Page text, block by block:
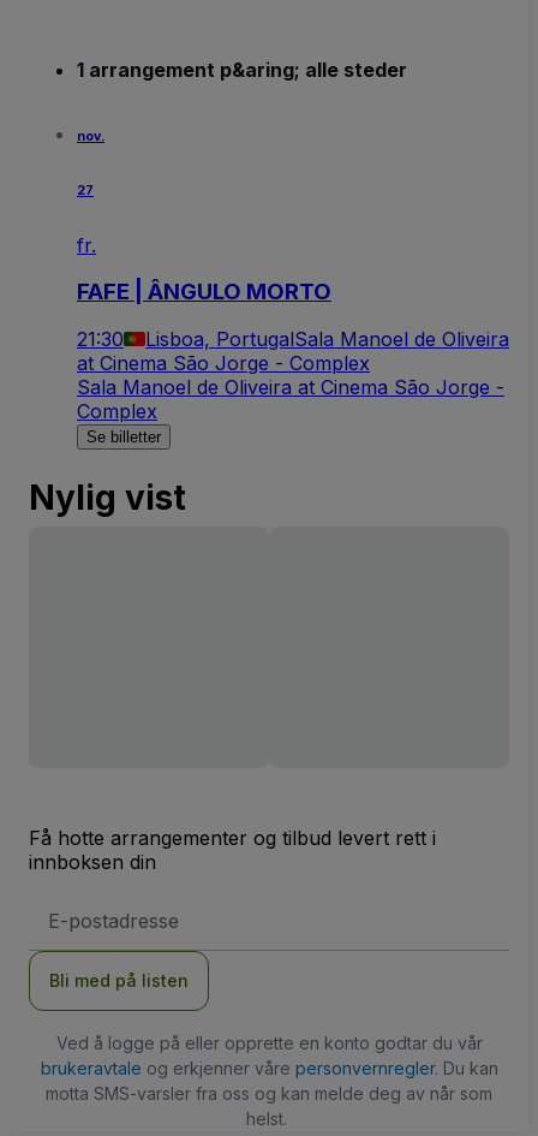
1 arrangement p&aring; alle steder
nov.
27
fr.
FAFE | ÂNGULO MORTO
21:30 Lisboa, PortugalSala Manoel de Oliveira
at Cinema São Jorge - Complex
Sala Manoel de Oliveira at Cinema São Jorge -
Complex
Se billetter
Nylig vist
Få hotte arrangementer og tilbud levert rett i
innboksen din
postadresse
Bli med på listen
Ved å logge på eller opprette en konto godtar du vår
brukeravtale og erkjenner våre personvernregler. Du kan
motta SMS-varsler fra oss og kan melde deg av når som
helst.